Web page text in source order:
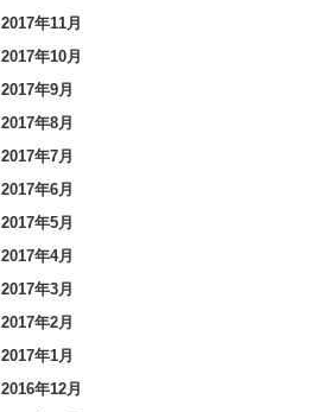
2017年11月
2017年10月
2017年9月
2017年8月
2017年7月
2017年6月
2017年5月
2017年4月
2017年3月
2017年2月
2017年1月
2016年12月